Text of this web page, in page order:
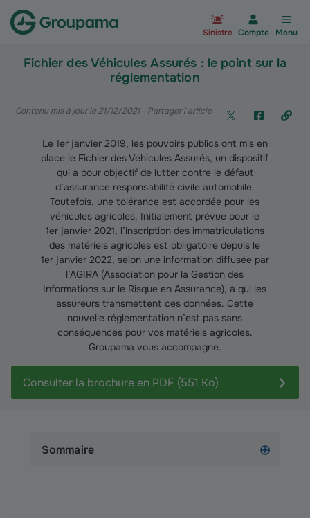
Sinistre Compte Menu
Fichier des Véhicules Assurés : le point sur la
réglementation
Contenu mis à jour le 21/12/2021- Partager l'article
Le 1er janvier 2019, les pouvoirs publics ont mis en
place le Fichier des Véhicules Assurés, un dispositif
qui a pour objectif de lutter contre le défaut
d’assurance responsabilité civile automobile.
Toutefois, une tolérance est accordée pour les
véhicules agricoles. Initialement prévue pour le
1er janvier 2021, l’inscription des immatriculations
des matériels agricoles est obligatoire depuis le
1er janvier 2022, selon une information diffusée par
l’AGIRA (Association pour la Gestion des
Informations sur le Risque en Assurance), à qui les
assureurs transmettent ces données. Cette
nouvelle réglementation n’est pas sans
conséquences pour vos matériels agricoles.
Groupama vous accompagne.
Consulter la brochure en PDF (551 Ko)
Sommaire